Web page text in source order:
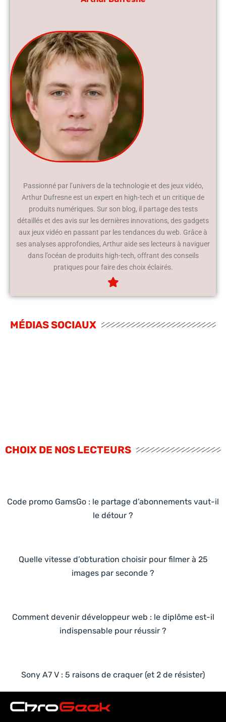
Passionné par l’univers de la technologie et des jeux vidéo,
Arthur Dufresne est un expert en high-tech et un critique de
produits numériques. Sur son blog, il partage des tests
détaillés et des avis sur les dernières innovations, des gadgets
aux jeux vidéo en passant par les tendances du web. Grâce à
ses analyses approfondies, Arthur aide ses lecteurs à naviguer
dans l’océan de produits high-tech, offrant des conseils
pratiques pour faire des choix éclairés.
MÉDIAS SOCIAUX
CHOIX DE NOS LECTEURS
Code promo GamsGo : le partage d’abonnements vaut-il
le détour ?
Quelle vitesse d’obturation choisir pour filmer à 25
images par seconde ?
Comment devenir développeur web : le diplôme est-il
indispensable pour réussir ?
Sony A7 V : 5 raisons de craquer (et 2 de résister)